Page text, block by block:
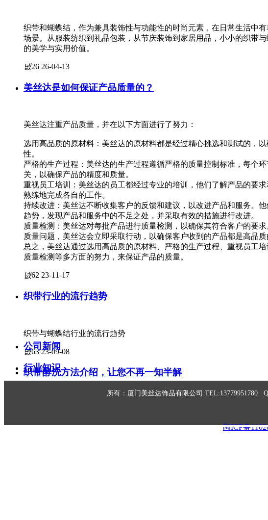
织带和蝴蝶结，作为兼具装饰性与功能性的时尚元素，在日常生活中
场景。从服装纺织到礼品包装，从节庆装饰到家居用品，小小的织带
的美学与实用价值。
넶26 26-04-13
美丝达是如何保证产品质量的？
美丝达注重产品质量，并在以下方面进行了努力：
选用高品质的原材料：美丝达的原材料都是经过精心挑选和测试的，
性。
严格的生产过程：美丝达的生产过程遵循严格的质量控制标准，每个
关，以确保产品的精度和质量。
重视员工培训：美丝达的员工都经过专业的培训，他们了解产品的要
熟练地完成各自的工作。
持续改进：美丝达不断收集客户的反馈和建议，以改进产品和服务。
趋势，发现产品和服务中的不足之处，并采取有效的措施进行改进。
质量检测：美丝达对每批产品进行质量检测，以确保其符合客户的要
质量问题，美丝达会立即采取行动，以确保客户收到的产品都是高品质
总之，美丝达通过选用高品质的原材料、严格的生产过程、重视员工
质量检测等多方面的努力，来保证产品的质量。
넶62 23-11-17
织带行业的流行趋势
织带与蝴蝶结行业的流行趋势
넶63 23-09-08
织带酵洗方法介绍，让您不再一知半解
公司新闻
行业知识
所有：厦门美丝达饰品有限公司 TEL:13779951780
闽ICP备